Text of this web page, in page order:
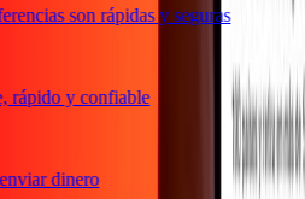
son rápidas y seguras
y confiable
dinero